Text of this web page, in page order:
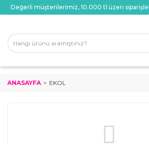
Değerli müşterilerimiz, 10.000 tl üzeri
ANASAYFA EKOL